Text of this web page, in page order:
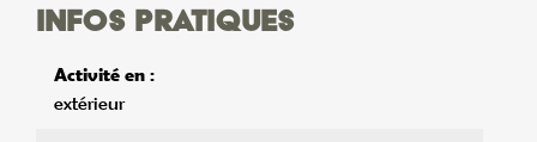
Infos pratiques
Activité en :
extérieur